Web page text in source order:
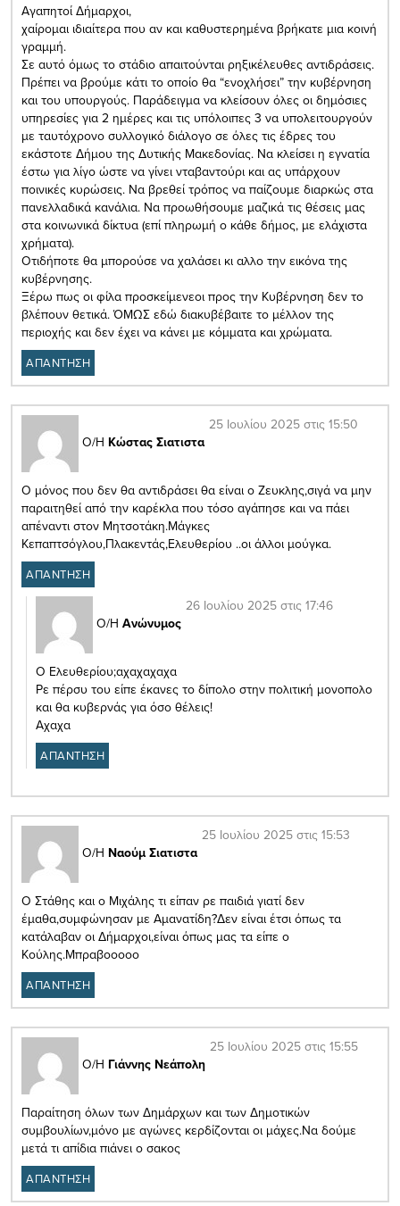
Αγαπητοί Δήμαρχοι,
χαίρομαι ιδιαίτερα που αν και καθυστερημένα βρήκατε μια κοινή
γραμμή.
Σε αυτό όμως το στάδιο απαιτούνται ρηξικέλευθες αντιδράσεις.
Πρέπει να βρούμε κάτι το οποίο θα “ενοχλήσει” την κυβέρνηση
και του υπουργούς. Παράδειγμα να κλείσουν όλες οι δημόσιες
υπηρεσίες για 2 ημέρες και τις υπόλοιπες 3 να υπολειτουργούν
με ταυτόχρονο συλλογικό διάλογο σε όλες τις έδρες του
εκάστοτε Δήμου της Δυτικής Μακεδονίας. Να κλείσει η εγνατία
έστω για λίγο ώστε να γίνει νταβαντούρι και ας υπάρχουν
ποινικές κυρώσεις. Να βρεθεί τρόπος να παίζουμε διαρκώς στα
πανελλαδικά κανάλια. Να προωθήσουμε μαζικά τις θέσεις μας
στα κοινωνικά δίκτυα (επί πληρωμή ο κάθε δήμος, με ελάχιστα
χρήματα).
Οτιδήποτε θα μπορούσε να χαλάσει κι αλλο την εικόνα της
κυβέρνησης.
Ξέρω πως οι φίλα προσκείμενεοι προς την Κυβέρνηση δεν το
βλέπουν θετικά. ΌΜΩΣ εδώ διακυβέβαιτε το μέλλον της
περιοχής και δεν έχει να κάνει με κόμματα και χρώματα.
ΑΠΑΝΤΗΣΗ
Ο/Η Κώστας Σιατιστα
25 Ιουλίου 2025 στις 15:50
Ο μόνος που δεν θα αντιδράσει θα είναι ο Ζευκλης,σιγά να μην
παραιτηθεί από την καρέκλα που τόσο αγάπησε και να πάει
απέναντι στον Μητσοτάκη.Μάγκες
Κεπαπτσόγλου,Πλακεντάς,Ελευθερίου ..οι άλλοι μούγκα.
ΑΠΑΝΤΗΣΗ
Ο/Η Ανώνυμος
26 Ιουλίου 2025 στις 17:46
Ο Ελευθερίου;αχαχαχαχα
Ρε πέρσυ του είπε έκανες το δίπολο στην πολιτική μονοπολο
και θα κυβερνάς για όσο θέλεις!
Αχαχα
ΑΠΑΝΤΗΣΗ
Ο/Η Ναούμ Σιατιστα
25 Ιουλίου 2025 στις 15:53
Ο Στάθης και ο Μιχάλης τι είπαν ρε παιδιά γιατί δεν
έμαθα,συμφώνησαν με Αμανατίδη?Δεν είναι έτσι όπως τα
κατάλαβαν οι Δήμαρχοι,είναι όπως μας τα είπε ο
Κούλης.Μπραβοοοοο
ΑΠΑΝΤΗΣΗ
Ο/Η Γιάννης Νεάπολη
25 Ιουλίου 2025 στις 15:55
Παραίτηση όλων των Δημάρχων και των Δημοτικών
συμβουλίων,μόνο με αγώνες κερδίζονται οι μάχες.Να δούμε
μετά τι απίδια πιάνει ο σακος
ΑΠΑΝΤΗΣΗ